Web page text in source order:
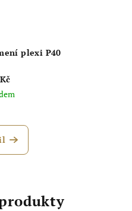
plexi P40